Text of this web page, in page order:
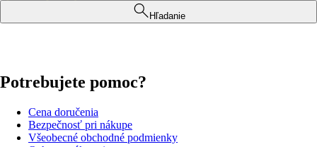
Hľadanie
Potrebujete pomoc?
Cena doručenia
Bezpečnosť pri nákupe
Všeobecné obchodné podmienky